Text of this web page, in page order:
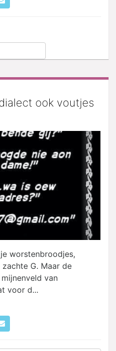
ook voutjes
worstenbroodjes,
G. Maar de
van
voor d...